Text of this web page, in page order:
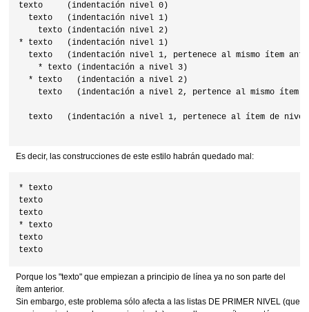
texto     (indentación nivel 0)
  texto   (indentación nivel 1)
    texto (indentación nivel 2)
* texto   (indentación nivel 1)
texto   (indentación nivel 1, pertenece al mismo ítem
    * texto (indentación a nivel 3)
  * texto   (indentación a nivel 2)
texto   (indentación a nivel 2, pertence al mismo ítem
texto   (indentación a nivel 1, pertenece al ítem de
Es decir, las construcciones de este estilo habrán quedado mal:
* texto
texto
texto
* texto
texto
Porque los "texto" que empiezan a principio de línea ya no son parte del
ítem anterior.
Sin embargo, este problema sólo afecta a las listas DE PRIMER NIVEL (que